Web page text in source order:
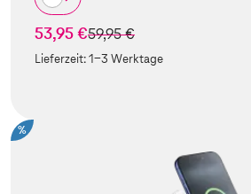
53,95 €statt
59,95 €
Lieferzeit:1-3 Werktage
%